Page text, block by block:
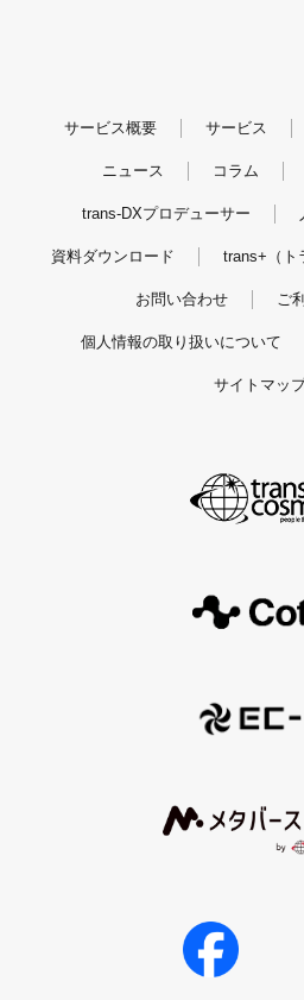
サービス概要 サービス
ニュース コラム
trans-DXプロデューサー
資料ダウンロード trans+（ト
お問い合わせ ご
個人情報の取り扱いについて
サイトマッ